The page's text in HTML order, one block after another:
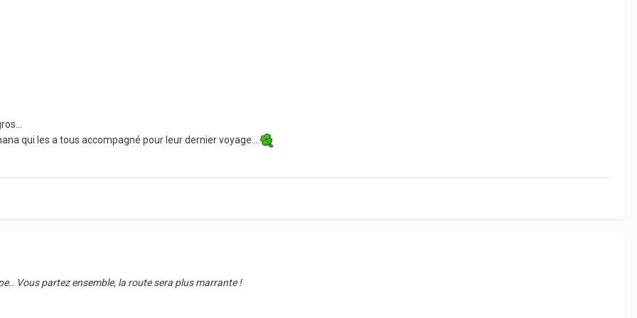
qui les a tous accompagné pour leur dernier voyage...
Vous partez ensemble, la route sera plus marrante !